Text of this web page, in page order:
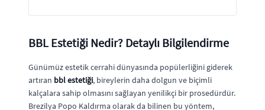
BBL Estetiği Nedir? Detaylı Bilgilendirme
Günümüz estetik cerrahi dünyasında popülerliğini giderek
artıran bbl estetiği, bireylerin daha dolgun ve biçimli
kalçalara sahip olmasını sağlayan yenilikçi bir prosedürdür.
Brezilya Popo Kaldırma olarak da bilinen bu yöntem,